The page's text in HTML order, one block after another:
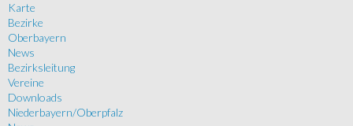
Karte
Bezirke
Oberbayern
News
Bezirksleitung
Vereine
Downloads
Niederbayern/Oberpfalz